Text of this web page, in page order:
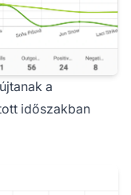
a
időszakban